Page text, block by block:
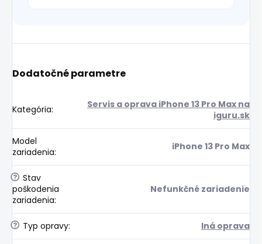
Dodatočné parametre
Kategória:
Servis a oprava iPhone 13 Pro Max na
iguru.sk
Model
zariadenia: iPhone 13 Pro Max
? Stav
poškodenia
zariadenia:
Nefunkčné zariadenie
? Typ opravy: Iná oprava